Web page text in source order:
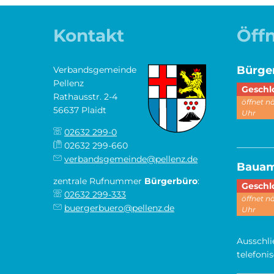
Kontakt
Verbandsgemeinde
Pellenz
Rathausstr. 2-4
56637 Plaidt
02632 299-0
02632 299-660
verbandsgemeinde@pellenz.de
zentrale Rufnummer Bürgerbüro:
02632 299-333
buergerbuero@pellenz.de
öffnet
Uhr
öffnet
Uhr